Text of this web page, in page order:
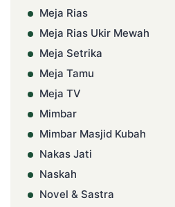
Meja Rias
Meja Rias Ukir Mewah
Meja Setrika
Meja Tamu
Meja TV
Mimbar
Mimbar Masjid Kubah
Nakas Jati
Naskah
Novel & Sastra